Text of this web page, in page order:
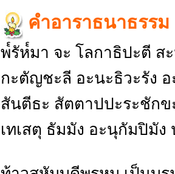
คำอาราธนาธรร
พ๎รัห๎มา จะ โลกาธิปะตี ส
กะตัญชะลี อะนะธิวะรัง อ
สันตีธะ สัตตาปปะระชักข
เทเสตุ ธัมมัง อะนุกัมปิมัง